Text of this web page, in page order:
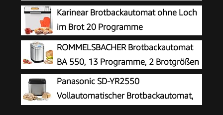
horizontales Design und Hefespender,
32 automatische Programme, zwei
Temperatursensoren, 13-Stunden-Zeitvorwahl,
Grau
Karinear Brotbackautomat ohne Loch
im Brot 20 Programme
ROMMELSBACHER Brotbackautomat
BA 550, 13 Programme, 2 Brotgrößen
Panasonic SD-YR2550
Vollautomatischer Brotbackautomat,